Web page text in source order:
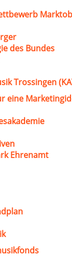
des Bundes
Trossingen
eine
Ehrenamt